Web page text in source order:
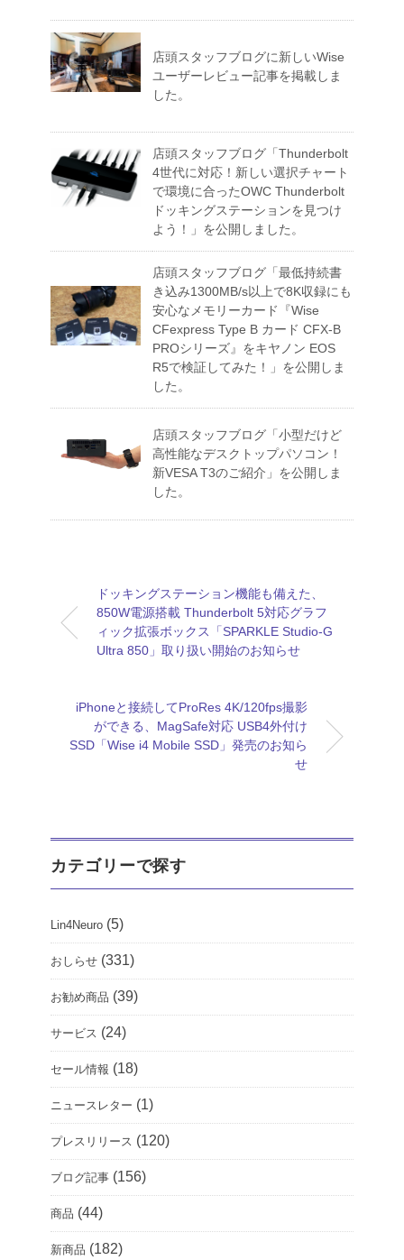
店頭スタッフブログに新しいWise
ユーザーレビュー記事を掲載しま
した。
店頭スタッフブログ「Thunderbolt
4世代に対応！新しい選択チャート
で環境に合ったOWC Thunderbolt
ドッキングステーションを見つけ
よう！」を公開しました。
店頭スタッフブログ「最低持続書
き込み1300MB/s以上で8K収録にも
安心なメモリーカード『Wise
CFexpress Type B カード CFX-B
PROシリーズ』をキヤノン EOS
R5で検証してみた！」を公開しま
した。
店頭スタッフブログ「小型だけど
高性能なデスクトップパソコン！
新VESA T3のご紹介」を公開しま
した。
ドッキングステーション機能も備えた、
850W電源搭載 Thunderbolt 5対応グラフ
ィック拡張ボックス「SPARKLE Studio-G
Ultra 850」取り扱い開始のお知らせ
iPhoneと接続してProRes 4K/120fps撮影
ができる、MagSafe対応 USB4外付け
SSD「Wise i4 Mobile SSD」発売のお知ら
せ
カテゴリーで探す
Lin4Neuro (5)
おしらせ (331)
お勧め商品 (39)
サービス (24)
セール情報 (18)
ニュースレター (1)
プレスリリース (120)
ブログ記事 (156)
商品 (44)
新商品 (182)